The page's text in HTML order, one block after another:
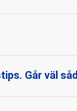
Går väl